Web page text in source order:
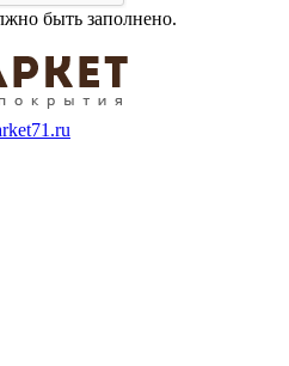
быть заполнено.